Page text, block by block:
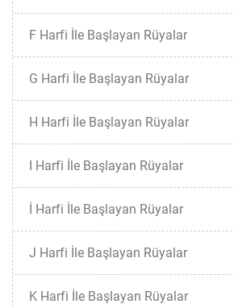
F Harfi İle Başlayan Rüyalar
G Harfi İle Başlayan Rüyalar
H Harfi İle Başlayan Rüyalar
I Harfi İle Başlayan Rüyalar
İ Harfi İle Başlayan Rüyalar
J Harfi İle Başlayan Rüyalar
K Harfi İle Başlayan Rüyalar